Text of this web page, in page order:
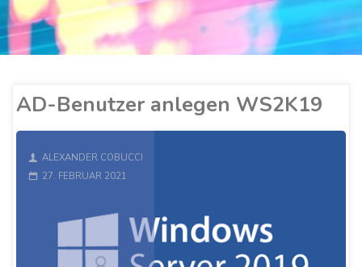
AD-Benutzer anlegen WS2K19
ALEXANDER COBUCCI
27. FEBRUAR 2021